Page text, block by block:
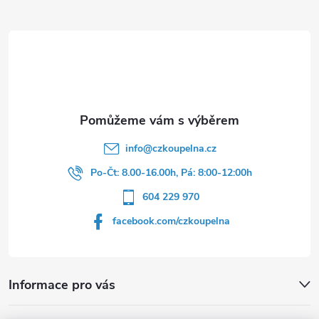
Informace pro vás
info@czkoupelna.cz
Po-Čt: 8.00-16.00h, Pá: 8:00-12:00h
604 229 970
facebook.com/czkoupelna